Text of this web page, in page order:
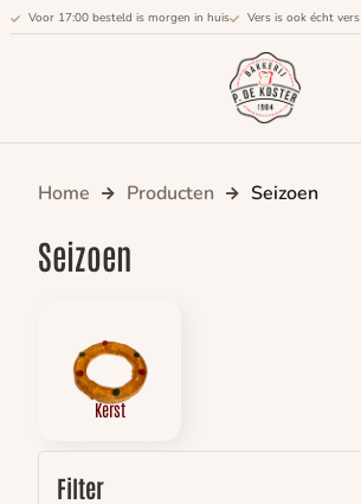
Voor 17:00 besteld is morgen in huis Vers is ook écht vers
Home Producten Seizoen
Seizoen
Kerst
Filter